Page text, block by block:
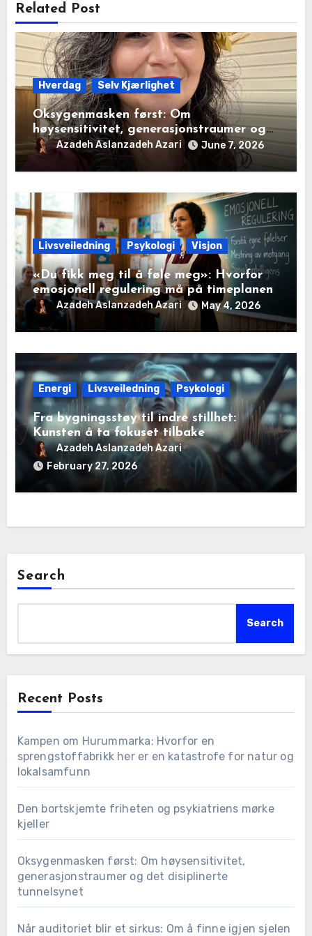
Related Post
Hverdag Selv Kjærlighet
Oksygenmasken først: Om
høysensitivitet, generasjonstraumer og
det disiplinerte tunnelsynet
Azadeh Aslanzadeh Azari June 7, 2026
Livsveiledning Psykologi Visjon
«Du fikk meg til å føle meg»: Hvorfor
emosjonell regulering må på timeplanen
Azadeh Aslanzadeh Azari May 4, 2026
Energi Livsveiledning Psykologi
Fra bygningsstøy til indre stillhet:
Kunsten å ta fokuset tilbake
Azadeh Aslanzadeh Azari
February 27, 2026
Search
Search
Recent Posts
Kampen om Hurummarka: Hvorfor en
sprengstoffabrikk her er en katastrofe for natur og
lokalsamfunn
Den bortskjemte friheten og psykiatriens mørke
kjeller
Oksygenmasken først: Om høysensitivitet,
generasjonstraumer og det disiplinerte
tunnelsynet
Når auditoriet blir et sirkus: Om å finne igjen sjelen